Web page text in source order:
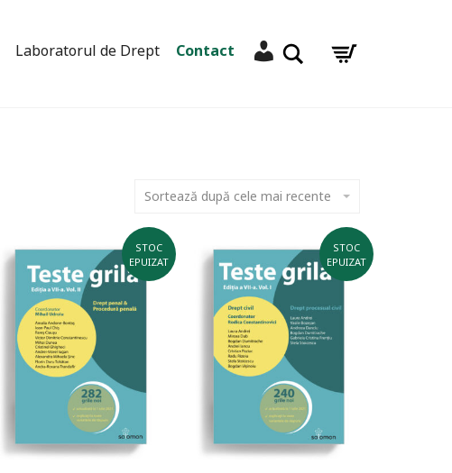
Laboratorul de Drept Contact Contul meuCaută
Sortează după cele mai recente
STOC
EPUIZAT
STOC
EPUIZAT